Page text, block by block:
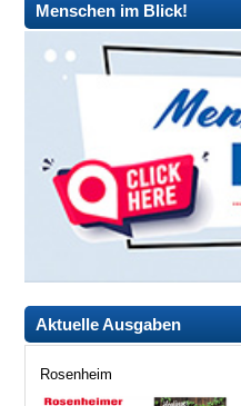
Menschen im Blick!
Aktuelle Ausgaben
Rosenheim